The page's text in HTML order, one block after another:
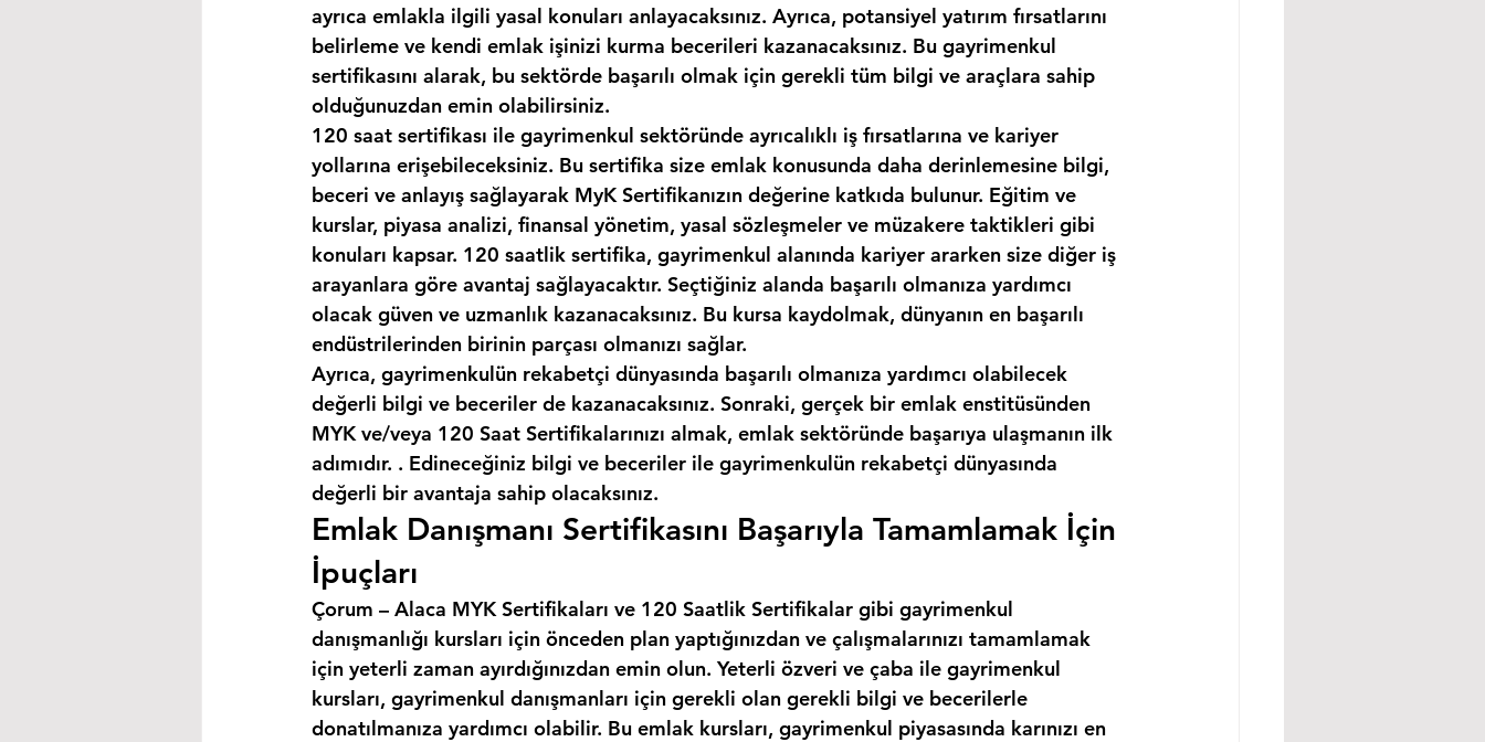
ayrıca emlakla ilgili yasal konuları anlayacaksınız. Ayrıca, potansiyel yatırım fırsatlarını
belirleme ve kendi emlak işinizi kurma becerileri kazanacaksınız. Bu gayrimenkul
sertifikasını alarak, bu sektörde başarılı olmak için gerekli tüm bilgi ve araçlara sahip
olduğunuzdan emin olabilirsiniz.
120 saat sertifikası ile gayrimenkul sektöründe ayrıcalıklı iş fırsatlarına ve kariyer
yollarına erişebileceksiniz. Bu sertifika size emlak konusunda daha derinlemesine bilgi,
beceri ve anlayış sağlayarak MyK Sertifikanızın değerine katkıda bulunur. Eğitim ve
kurslar, piyasa analizi, finansal yönetim, yasal sözleşmeler ve müzakere taktikleri gibi
konuları kapsar. 120 saatlik sertifika, gayrimenkul alanında kariyer ararken size diğer iş
arayanlara göre avantaj sağlayacaktır. Seçtiğiniz alanda başarılı olmanıza yardımcı
olacak güven ve uzmanlık kazanacaksınız. Bu kursa kaydolmak, dünyanın en başarılı
endüstrilerinden birinin parçası olmanızı sağlar.
Ayrıca, gayrimenkulün rekabetçi dünyasında başarılı olmanıza yardımcı olabilecek
değerli bilgi ve beceriler de kazanacaksınız. Sonraki, gerçek bir emlak enstitüsünden
MYK ve/veya 120 Saat Sertifikalarınızı almak, emlak sektöründe başarıya ulaşmanın ilk
adımıdır. . Edineceğiniz bilgi ve beceriler ile gayrimenkulün rekabetçi dünyasında
değerli bir avantaja sahip olacaksınız.
Emlak Danışmanı Sertifikasını Başarıyla Tamamlamak İçin
İpuçları
Çorum – Alaca MYK Sertifikaları ve 120 Saatlik Sertifikalar gibi gayrimenkul
danışmanlığı kursları için önceden plan yaptığınızdan ve çalışmalarınızı tamamlamak
için yeterli zaman ayırdığınızdan emin olun. Yeterli özveri ve çaba ile gayrimenkul
kursları, gayrimenkul danışmanları için gerekli olan gerekli bilgi ve becerilerle
donatılmanıza yardımcı olabilir. Bu emlak kursları, gayrimenkul piyasasında karınızı en